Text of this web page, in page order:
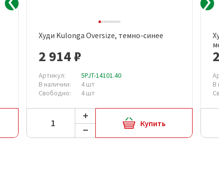
Худи Kulonga Oversize, темно-синее
2 914 ₽
Артикул:
5PJT-14101.40
В наличии:
4 шт
Свободно:
4 шт
Купить
В